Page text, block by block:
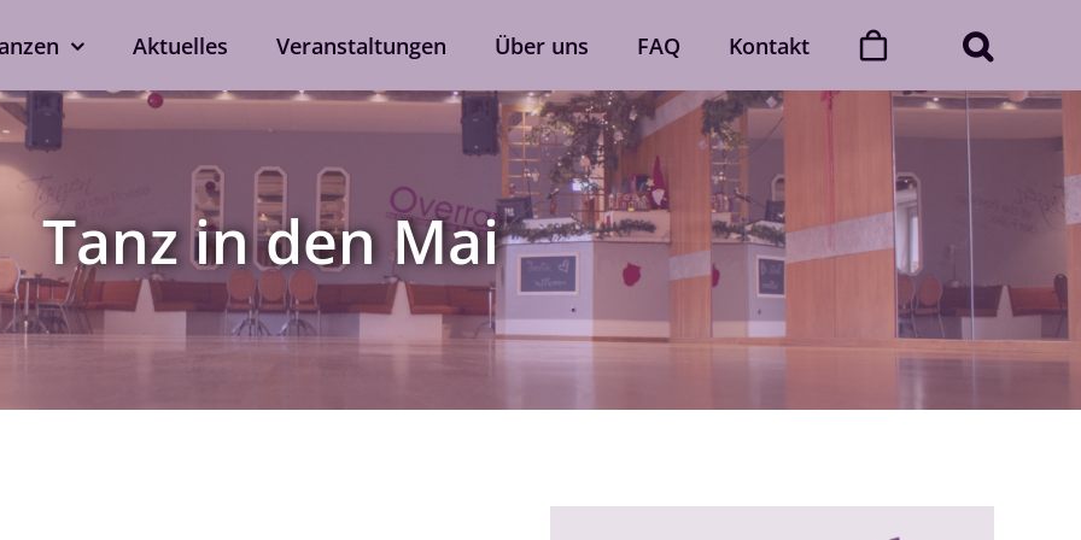
Tanzen ohne Partner
Line Dance
Single-Anmeldung
Privatstunden
Nach Verfügbarkeit auch gerne
bei eurem Wunschtrainer. Auch
Dance with friends
Der „Dance with friends“-Club
Mehr erfahren
Gutscheine
Momente voller Rhythmus und
Aktuelles Veranstaltungen Über uns FAQ Kontakt
Tanz in den Mai